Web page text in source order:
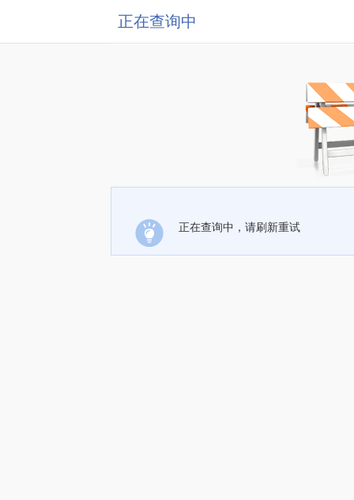
正在查询中
正在查询中，请刷新重试